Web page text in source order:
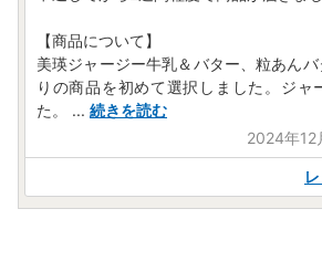
【商品について】
美瑛ジャージー牛乳＆バター、粒あん
りの商品を初めて選択しました。ジャ
た。
... 続きを読む
2024年